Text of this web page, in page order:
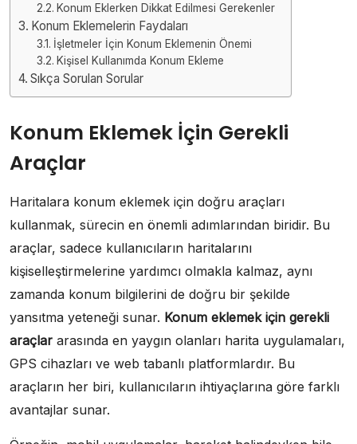
Konum Eklerken Dikkat Edilmesi Gerekenler
Konum Eklemelerin Faydaları
İşletmeler İçin Konum Eklemenin Önemi
Kişisel Kullanımda Konum Ekleme
Sıkça Sorulan Sorular
Konum Eklemek İçin Gerekli
Araçlar
Haritalara konum eklemek için doğru araçları
kullanmak, sürecin en önemli adımlarından biridir. Bu
araçlar, sadece kullanıcıların haritalarını
kişiselleştirmelerine yardımcı olmakla kalmaz, aynı
zamanda konum bilgilerini de doğru bir şekilde
yansıtma yeteneği sunar. Konum eklemek için gerekli
araçlar arasında en yaygın olanları harita uygulamaları,
GPS cihazları ve web tabanlı platformlardır. Bu
araçların her biri, kullanıcıların ihtiyaçlarına göre farklı
avantajlar sunar.